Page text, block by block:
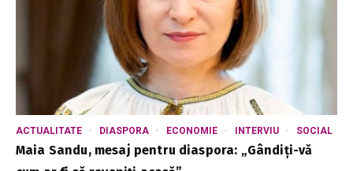
ACTUALITATE DIASPORA ECONOMIE INTERVIU SOCIAL
Maia Sandu, mesaj pentru diaspora: „Gândiți-vă